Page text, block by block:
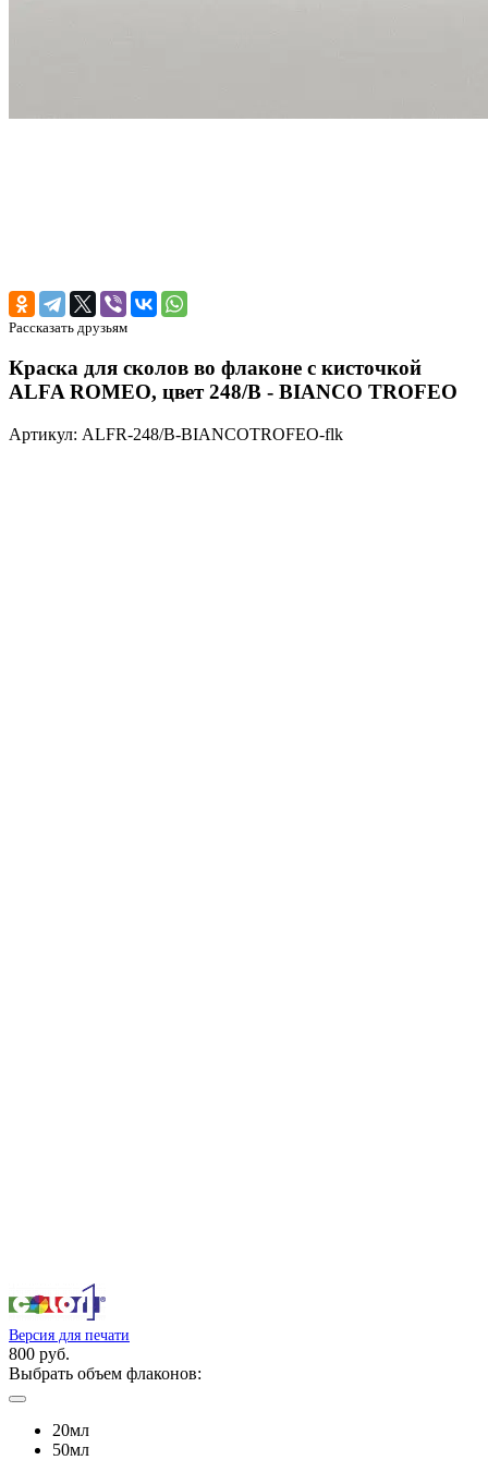
Рассказать друзьям
Краска для сколов во флаконе с кисточкой
ALFA ROMEO, цвет 248/B - BIANCO TROFEO
Артикул: ALFR-248/B-BIANCOTROFEO-flk
Версия для печати
800 руб.
Выбрать объем флаконов:
20мл
50мл